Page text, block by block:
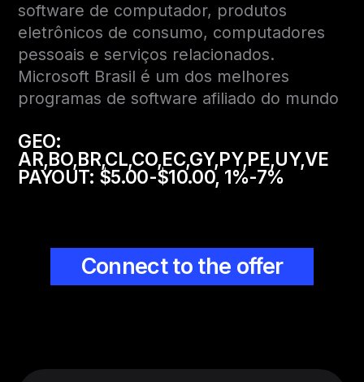
software de computador, produtos
eletrônicos de consumo, computadores
pessoais e serviços relacionados.
Microsoft Brasil é um dos melhores
programas de software afiliado do mundo
GEO:
AR,BO,BR,CL,CO,EC,GY,PY,PE,UY,VE
PAYOUT: $5.00-$10.00, 1%-7%
Connect to the offer